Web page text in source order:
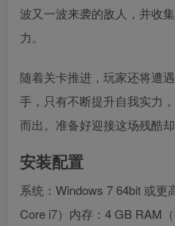
波又一波来袭的敌人，并收
力。
随着关卡推进，玩家还将遭
手，只有不断提升自我实力
而出。准备好迎接这场残酷
安装配置
系统：Windows 7 64bit 或
Core i7）内存：4 GB RAM